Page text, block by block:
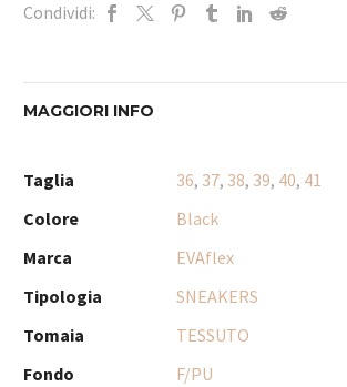
Condividi:
MAGGIORI INFO
Taglia 36, 37, 38, 39, 40, 41
Colore
Black
Marca
EVAflex
Tipologia
SNEAKERS
Tomaia
TESSUTO
Fondo
F/PU